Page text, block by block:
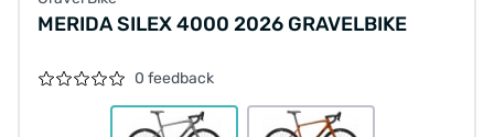
MERIDA SILEX 4000 2026 GRAVELBIKE
0 feedback